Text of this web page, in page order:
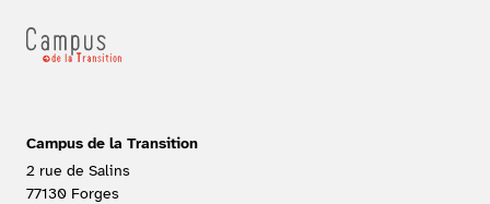
Campus de la Transition
2 rue de Salins
77130 Forges